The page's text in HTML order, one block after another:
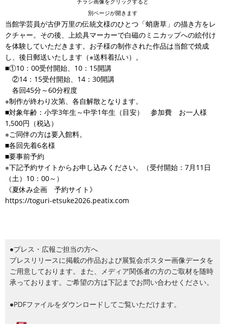
別ページが開きます
当館学芸員が古伊万里の伝統文様のひとつ「蛸唐草」の描き方をレ
クチャー。その後、上絵具マーカーで白磁のミニカップへの絵付け
を体験していただきます。お子様の制作された作品は当館で焼成
し、後日郵送いたします（※送料着払い）。
■①10：00受付開始、10：15開講
②14：15受付開始、14：30開講
各回45分～60分程度
※制作が終わり次第、各自解散となります。
■対象年齢：小学3年生～中学1年生（目安） 参加費 お一人様
1,500円（税込）
※ご同伴の方は要入館料。
■各回先着6名様
■要事前予約
※下記予約サイトからお申し込みください。（受付開始：7月11日
（土）10：00～）
《夏休み企画 予約サイト》
https://toguri-etsuke2026.peatix.com
●プレス・広報ご担当の方へ
プレスリリースに掲載の作品および展覧会ポスター画像データを
ご用意しております。また、メディア関係者の方のご取材を随時
承っております。ご希望の方は下記までお問い合わせください。
●PDFファイルをダウンロードしてご覧いただけます。